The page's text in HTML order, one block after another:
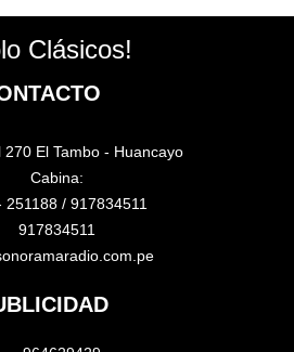
Clásicos!
270 El Tambo - Huancayo
Cabina:
251188 / 917834511
917834511